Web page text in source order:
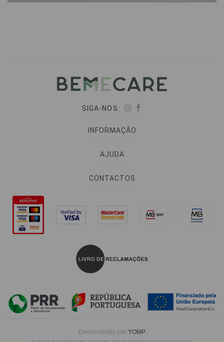
SIGA-NOS:
INFORMAÇÃO
AJUDA
CONTACTOS
Desenvolvido por YOMP